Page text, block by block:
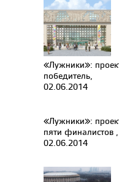
«Лужники»:
победитель,
02.06.2014
«Лужники»:
пяти финалистов ,
02.06.2014